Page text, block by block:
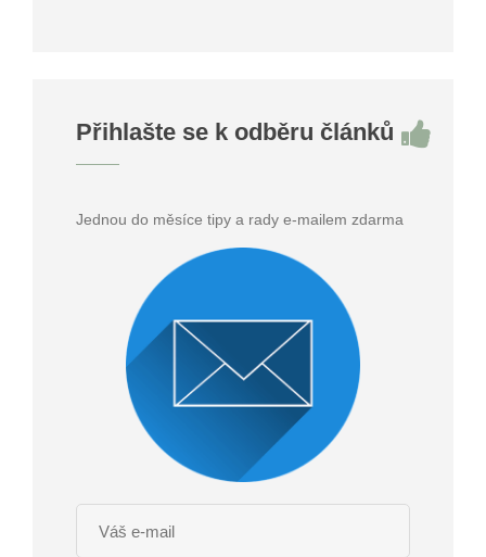
Přihlašte se k odběru článků
Jednou do měsíce tipy a rady e-mailem zdarma